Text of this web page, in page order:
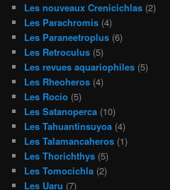
Les nouveaux Crenicichlas (2)
Les Parachromis (4)
Les Paraneetroplus (6)
Les Retroculus (5)
Les revues aquariophiles (5)
Les Rheoheros (4)
Les Rocio (5)
Les Satanoperca (10)
Les Tahuantinsuyoa (4)
Les Talamancaheros (1)
Les Thorichthys (5)
Les Tomocichla (2)
Les Uaru (7)